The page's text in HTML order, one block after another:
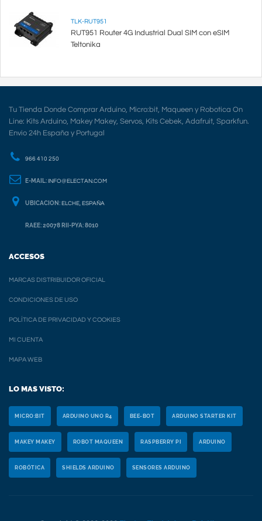
TLK-RUT951
RUT951 Router 4G Industrial Dual SIM con eSIM
Teltonika
Tu Tienda Donde Comprar Arduino, Micro:bit, Maqueen y Robotica On
Line: Kits Arduino, Makey Makey, Servos, Kits Cebek, Adafruit, Sparkfun.
Envio 24h España y Portugal
966 410 250
E-MAIL: INFO@ELECTAN.COM
UBICACION: ELCHE, ESPAÑA
RAEE: 20078 RII-PYA: 8010
ACCESOS
MARCAS DISTRIBUIDOR OFICIAL
CONDICIONES DE USO
POLÍTICA DE PRIVACIDAD Y COOKIES
MI CUENTA
MAPA WEB
LO MAS VISTO:
MICRO:BIT ARDUINO UNO R4 BEE-BOT ARDUINO STARTER KIT
MAKEY MAKEY ROBOT MAQUEEN RASPBERRY PI ARDUINO
ROBÓTICA SHIELDS ARDUINO SENSORES ARDUINO